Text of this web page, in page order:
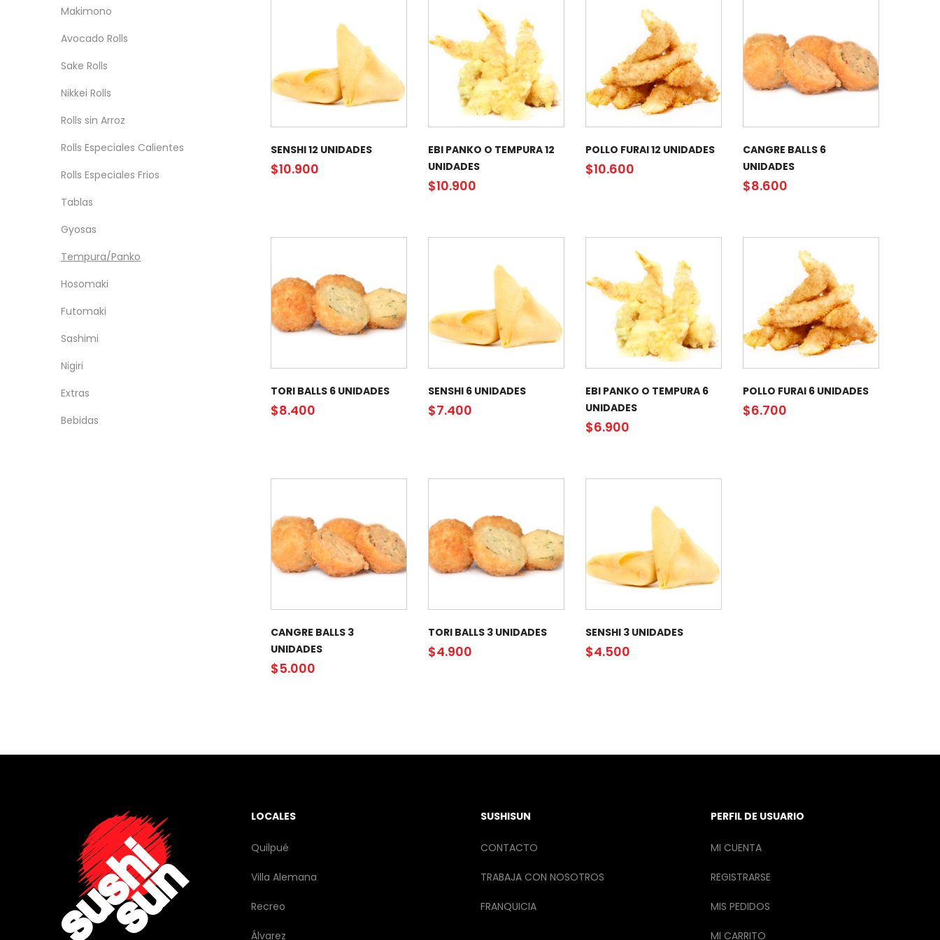
SENSHI 12 UNIDADES
$10.900
EBI PANKO O TEMPURA 12
UNIDADES
$10.900
POLLO FURAI 12 UNIDADES
$10.600
CANGRE BALLS 6
UNIDADES
$8.600
TORI BALLS 6 UNIDADES
$8.400
SENSHI 6 UNIDADES
$7.400
EBI PANKO O TEMPURA 6
UNIDADES
$6.900
POLLO FURAI 6 UNIDADES
$6.700
CANGRE BALLS 3
UNIDADES
$5.000
TORI BALLS 3 UNIDADES
$4.900
SENSHI 3 UNIDADES
$4.500
Makimono
Avocado Rolls
Sake Rolls
Nikkei Rolls
Rolls sin Arroz
Rolls Especiales Calientes
Rolls Especiales Frios
Tablas
Gyosas
Tempura/Panko
Hosomaki
Futomaki
Sashimi
Nigiri
Extras
Bebidas
LOCALES
Quilpué
Villa Alemana
Recreo
Álvarez
SUSHISUN
CONTACTO
TRABAJA CON NOSOTROS
FRANQUICIA
PERFIL DE USUARIO
MI CUENTA
REGISTRARSE
MIS PEDIDOS
MI CARRITO